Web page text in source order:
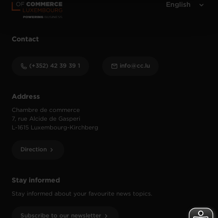
protection des données personnelles
Stay informed
Stay informed about your favourite news topics.
Subscribe to our newsletter
Address
Chambre de commerce
7, rue Alcide de Gasperi
L-1615 Luxembourg-Kirchberg
Direction
Contact
(+352) 42 39 39 1 info@cc.lu